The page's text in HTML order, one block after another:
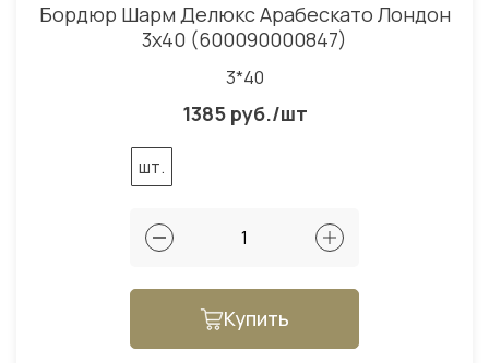
Бордюр Шарм Делюкс Арабескато Лондон
3x40 (600090000847)
3*40
1385 руб./шт
шт.
Купить